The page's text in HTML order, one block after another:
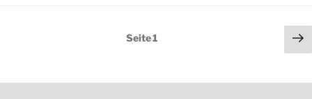
SeitennummerierungSeite1